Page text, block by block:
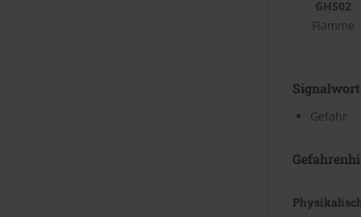
GHS02
Flamme
Signalwort
Gefahr